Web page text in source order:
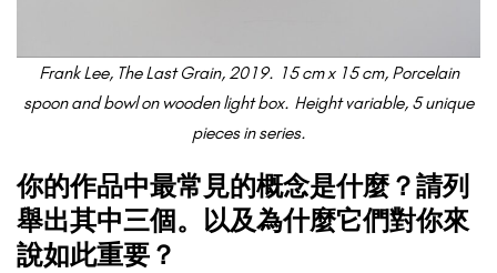
Frank Lee, The Last Grain, 2019. 15 cm x 15 cm, Porcelain
spoon and bowl on wooden light box. Height variable, 5 unique
pieces in series.
你的作品中最常見的概念是什麼？請列
舉出其中三個。以及為什麼它們對你來
說如此重要？